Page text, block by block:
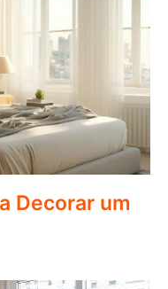
Decorar um